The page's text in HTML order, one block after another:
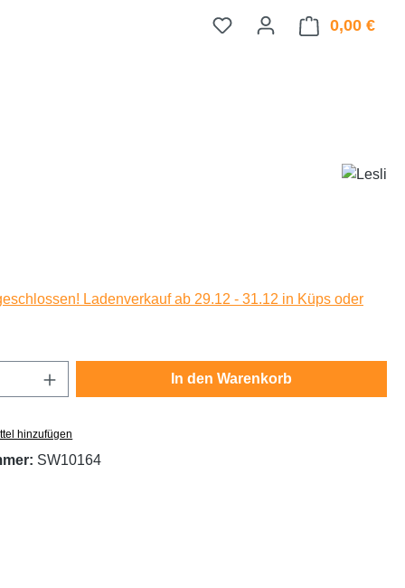
0,00 €
Ladenverkauf ab 29.12 - 31.12 in Küps oder
Gib den gewünschten Wert ein
In den Warenkorb
hinzufügen
SW10164